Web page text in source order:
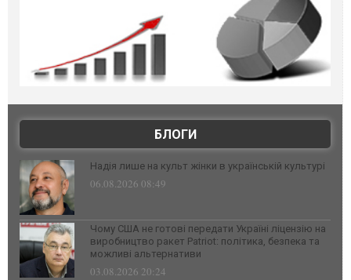
БЛОГИ
Надія лише на культ жінки в українській культурі
06.08.2026 08:49
Чому США не готові передати Україні ліцензію на
виробництво ракет Patriot: політика, безпека та
можливі альтернативи
03.08.2026 20:24